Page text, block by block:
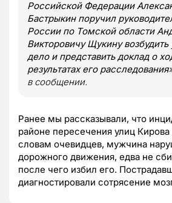
Российской Федерации
Бастрыкин поручил
России по Томской области
Викторовичу Щукину возбудить
дело и представить доклад о
результатах его расследования
в сообщении.
Ранее мы рассказывали, что
районе пересечения улиц
словам очевидцев, мужчина
дорожного движения, едва не
после чего избил его.
диагностировали сотрясение